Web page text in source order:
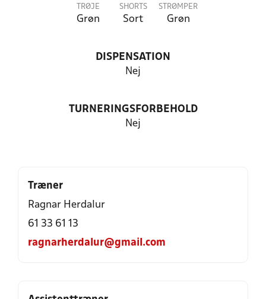
TRØJE
Grøn
SHORTS
Sort
STRØMPER
Grøn
DISPENSATION
Nej
TURNERINGSFORBEHOLD
Nej
Træner
Ragnar Herdalur
61 33 61 13
ragnarherdalur@gmail.com